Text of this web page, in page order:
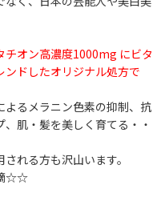
チオン高濃度1000mg にビタ
ドしたオリジナル処方で
るメラニン色素の抑制、抗
肌・髪を美しく育てる・・
れる方も沢山います。
滴☆☆